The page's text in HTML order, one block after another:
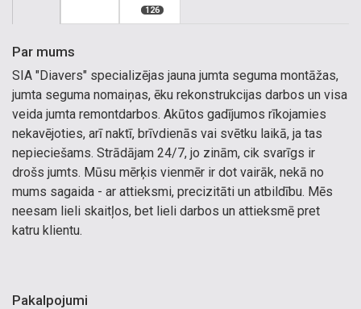
126
Par mums
SIA "Diavers" specializējas jauna jumta seguma montāžas,
jumta seguma nomaiņas, ēku rekonstrukcijas darbos un visa
veida jumta remontdarbos. Akūtos gadījumos rīkojamies
nekavējoties, arī naktī, brīvdienās vai svētku laikā, ja tas
nepieciešams. Strādājam 24/7, jo zinām, cik svarīgs ir
drošs jumts. Mūsu mērķis vienmēr ir dot vairāk, nekā no
mums sagaida - ar attieksmi, precizitāti un atbildību. Mēs
neesam lieli skaitļos, bet lieli darbos un attieksmē pret
katru klientu.
Pakalpojumi